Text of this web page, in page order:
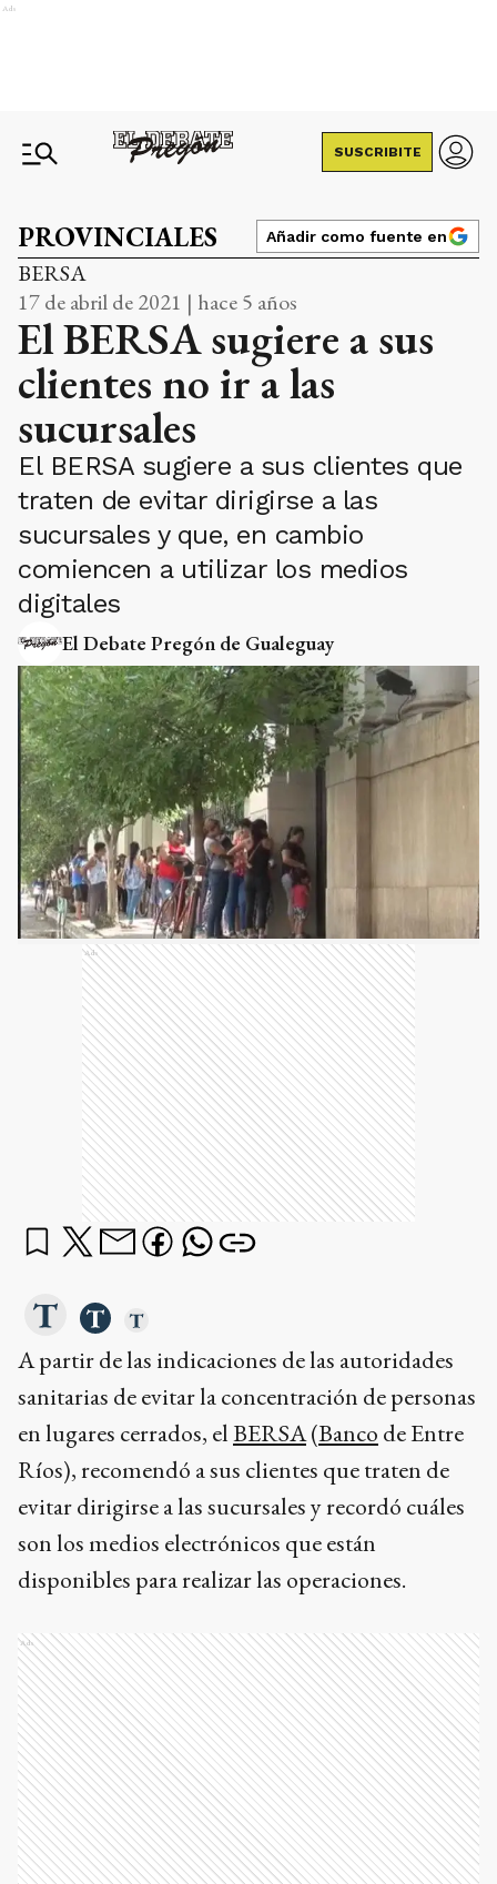
Ads
SUSCRIBITE
PROVINCIALES Añadir como fuente en
BERSA
17 de abril de 2021 | hace 5 años
El BERSA sugiere a sus
clientes no ir a las
sucursales
El BERSA sugiere a sus clientes que
traten de evitar dirigirse a las
sucursales y que, en cambio
comiencen a utilizar los medios
digitales
El Debate Pregón de Gualeguay
Ads
A partir de las indicaciones de las autoridades
sanitarias de evitar la concentración de personas
en lugares cerrados, elBERSA(Banco de Entre
Ríos), recomendó a sus clientes que traten de
evitar dirigirse a las sucursales y recordó cuáles
son los medios electrónicos que están
disponibles para realizar las operaciones.
Ads